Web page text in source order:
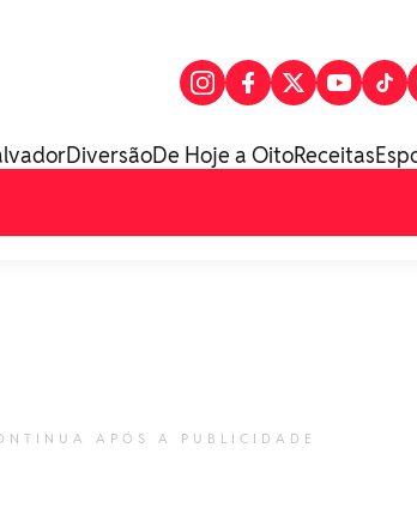
DiversãoDe Hoje a OitoReceitas
APÓS A PUBLICIDADE